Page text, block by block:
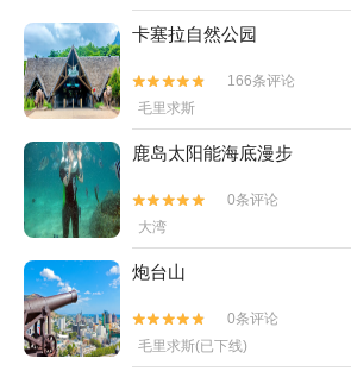
卡塞拉自然公园


166条评论
毛里求斯
鹿岛太阳能海底漫步


0条评论
大湾
炮台山


0条评论
毛里求斯(已下线)